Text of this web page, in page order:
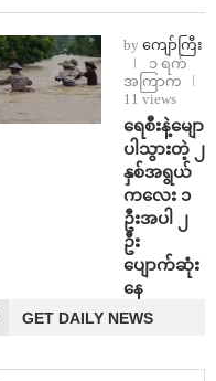
by ကျော်ကြီး
၁ ရက်
အကြာက
11 views
ရေစီးနဲ့မျော
ပါသွားတဲ့ ၂
နှစ်အရွယ်
ကလေး ၁
ဦးအပါ ၂
ဦး
ပျောက်ဆုံး
နေ
GET DAILY NEWS